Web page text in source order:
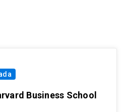
Business School